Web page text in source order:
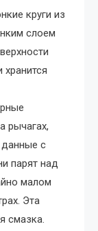
круги из
слоем
рычагах,
с
парят над
малом
Эта
смазка.